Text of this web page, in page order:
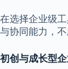
在选择企业级
与协同能力，
初创与成长型